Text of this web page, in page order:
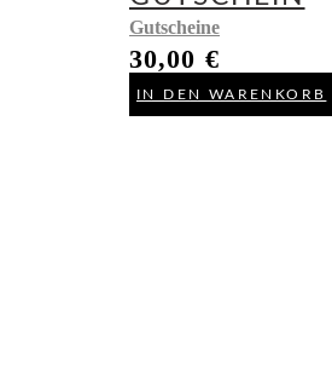
Gutscheine
30,00 €
IN DEN WARENKORB